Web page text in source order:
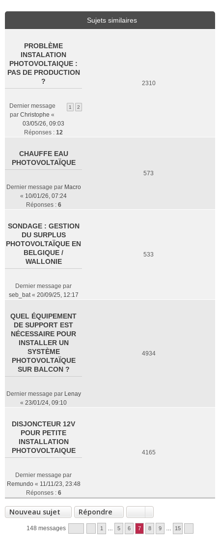
Sujets similaires
PROBLÈME
INSTALATION
PHOTOVOLTAIQUE :
PAS DE PRODUCTION
?
1 2
Dernier message
par Christophe «
03/05/26, 09:03
Réponses : 12
2310
CHAUFFE EAU
PHOTOVOLTAÏQUE
Dernier message par Macro
« 10/01/26, 07:24
Réponses : 6
573
SONDAGE : GESTION
DU SURPLUS
PHOTOVOLTAÏQUE EN
BELGIQUE /
WALLONIE
Dernier message par
seb_bat« 20/09/25, 12:17
533
QUEL ÉQUIPEMENT
DE SUPPORT EST
NÉCESSAIRE POUR
INSTALLER UN
SYSTÈME
PHOTOVOLTAÏQUE
SUR BALCON ?
Dernier message par Lenay
« 23/01/24, 09:10
4934
DISJONCTEUR 12V
POUR PETITE
INSTALLATION
PHOTOVOLTAIQUE
Dernier message par
Remundo« 11/11/23, 23:48
Réponses : 6
4165
Nouveau sujet Répondre
148 messages 1 5 6 7 8 9 15